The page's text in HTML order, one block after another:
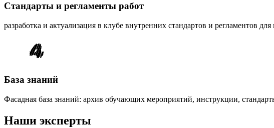
Стандарты и регламенты работ
разработка и актуализация в клубе внутренних стандартов и регламентов
База знаний
Фасадная база знаний: архив обучающих мероприятий, инструкции,
Наши эксперты